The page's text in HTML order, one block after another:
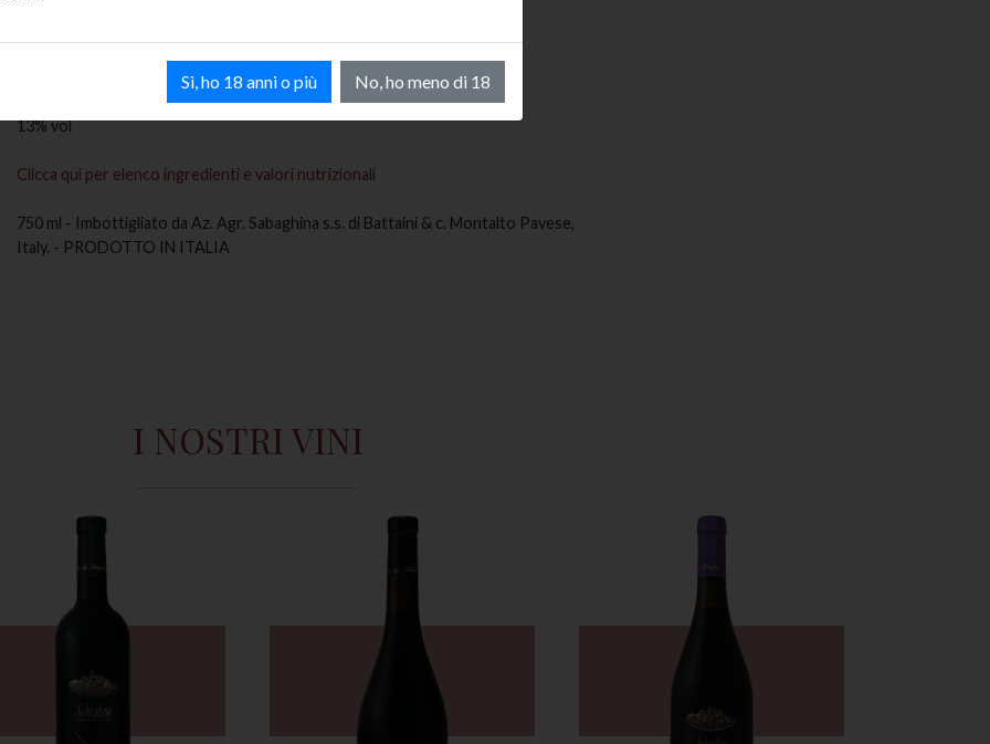
GRADAZIONE ALCOOLICA
13% vol
Clicca qui per elenco ingredienti e valori nutrizionali
750 ml - Imbottigliato da Az. Agr. Sabaghina s.s. di Battaini & c. Montalto Pavese,
Italy. - PRODOTTO IN ITALIA
I NOSTRI VINI
Sì, ho 18 anni o più No, ho meno di 18